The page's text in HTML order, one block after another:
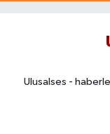
Ulusalses -